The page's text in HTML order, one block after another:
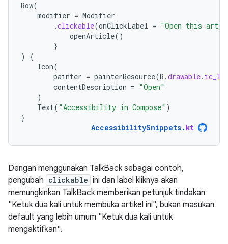
Row(
modifier = Modifier
.clickable(onClickLabel = "Open this
openArticle()
}
)
{
Icon(
painter = painterResource(R .drawable.
contentDescription = "Open"
)
Text( "Accessibility in Compose" )
}
AccessibilitySnippets. kt
Dengan menggunakan TalkBack sebagai contoh,
pengubah clickable ini dan label kliknya akan
memungkinkan TalkBack memberikan petunjuk tindakan
"Ketuk dua kali untuk membuka artikel ini", bukan masukan
default yang lebih umum "Ketuk dua kali untuk
mengaktifkan".